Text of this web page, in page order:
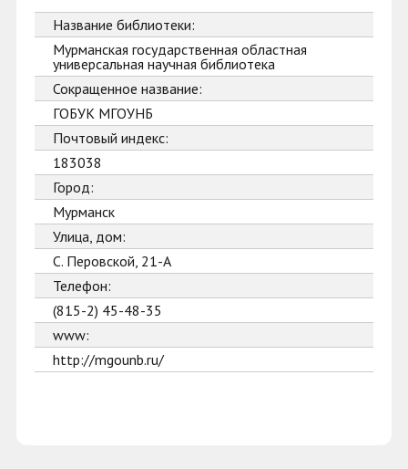
Название библиотеки:
Мурманская государственная областная
универсальная научная библиотека
Сокращенное название:
ГОБУК МГОУНБ
Почтовый индекс:
183038
Город:
Мурманск
Улица, дом:
С. Перовской, 21-А
Телефон:
(815-2) 45-48-35
www:
http://mgounb.ru/